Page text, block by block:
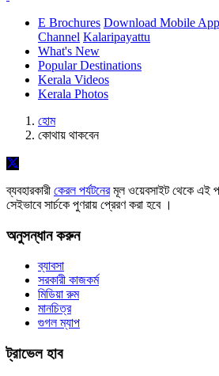
E Brochures Download Mobile App
Channel Kalaripayattu
What's New
Popular Destinations
Kerala Videos
Kerala Photos
হোম
কোথায় থাকবেন
ব্যবহারকারী কেরল পর্যটনেরমূল ওয়েবসাইট থেকে এই
সেইভাবে সার্চকে পুণরায় প্রেরণ করা হবে ।
অনুসন্ধান করুন
ব্যাবসা
সরকারী কাজকর্ম
মিডিয়া রুম
মানচিত্র
গুগল ম্যাপ
ট্রাভেল হাব